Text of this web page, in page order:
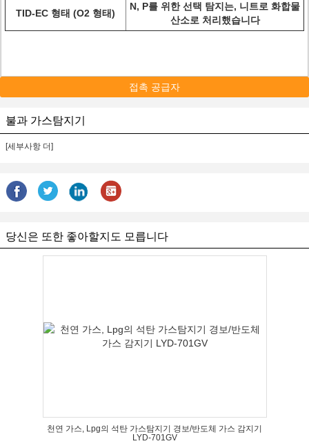
TID-EC 형태 (O2 형태)
N, P를 위한 선택 탐지는, 니트로 화합물
산소로 처리했습니다
접촉 공급자
불과 가스탐지기
[세부사항 더]
당신은 또한 좋아할지도 모릅니다
천연 가스, Lpg의 석탄 가스탐지기 경보/반도체 가스 감지기
LYD-701GV